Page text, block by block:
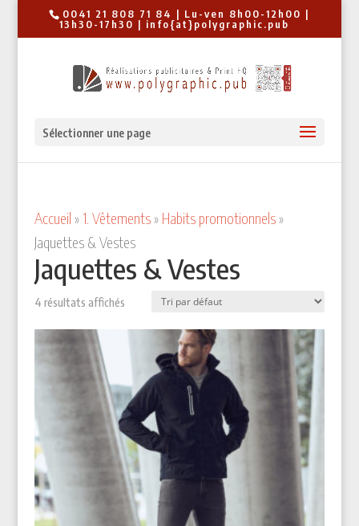
0041 21 808 71 84 | Lu-ven 8h00-12h00 |
13h30-17h30 | info{at}polygraphic.pub
Sélectionner une page
Accueil »1. Vêtements» Habits promotionnels»
Jaquettes & Vestes
Jaquettes & Vestes
4 résultats affichés